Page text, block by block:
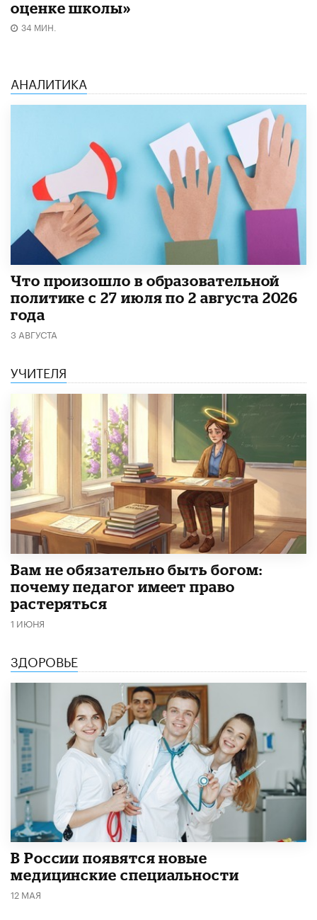
оценке школы»
34 МИН.
АНАЛИТИКА
​Что произошло в образовательной
политике с 27 июля по 2 августа 2026
года
3 АВГУСТА
УЧИТЕЛЯ
​Вам не обязательно быть богом:
почему педагог имеет право
растеряться
1 ИЮНЯ
ЗДОРОВЬЕ
В России появятся новые
медицинские специальности
12 МАЯ